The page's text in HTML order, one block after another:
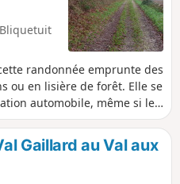
randonnée emprunte des
ou en lisière de forêt. Elle se
automobile, même si le
C'est donc une
Gaillard au Val aux